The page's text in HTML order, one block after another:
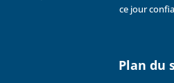
ce jour
Plan du